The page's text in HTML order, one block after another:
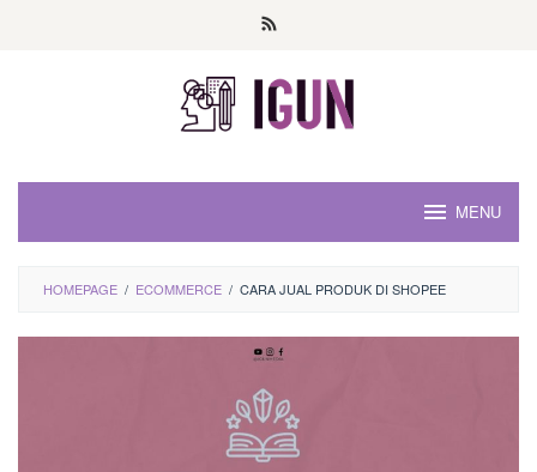
MENU
HOMEPAGE / ECOMMERCE / CARA JUAL PRODUK DI SHOPEE